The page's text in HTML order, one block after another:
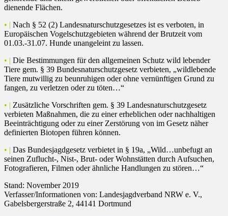
dienende Flächen.
• | Nach § 52 (2) Landesnaturschutzgesetzes ist es verboten, in
Europäischen Vogelschutzgebieten während der Brutzeit vom
01.03.-31.07. Hunde unangeleint zu lassen.
• | Die Bestimmungen für den allgemeinen Schutz wild lebender
Tiere gem. § 39 Bundesnaturschutzgesetz verbieten, „wildlebende
Tiere mutwillig zu beunruhigen oder ohne vernünftigen Grund zu
fangen, zu verletzen oder zu töten…“
• | Zusätzliche Vorschriften gem. § 39 Landesnaturschutzgesetz
verbieten Maßnahmen, die zu einer erheblichen oder nachhaltigen
Beeinträchtigung oder zu einer Zerstörung von im Gesetz näher
definierten Biotopen führen können.
• | Das Bundesjagdgesetz verbietet in § 19a, „Wild…unbefugt an
seinen Zuflucht-, Nist-, Brut- oder Wohnstätten durch Aufsuchen,
Fotografieren, Filmen oder ähnliche Handlungen zu stören…“
Stand: November 2019
Verfasser/Informationen von: Landesjagdverband NRW e. V.,
Gabelsbergerstraße 2, 44141 Dortmund